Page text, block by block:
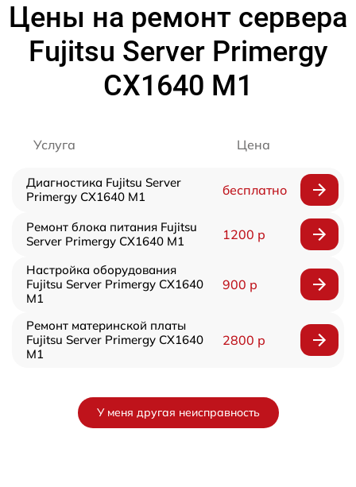
Цены на ремонт сервера
Fujitsu Server Primergy
CX1640 M1
Услуга Цена
Диагностика Fujitsu Server
Primergy CX1640 M1
бесплатно
Ремонт блока питания Fujitsu
Server Primergy CX1640 M1
1200 р
Настройка оборудования
Fujitsu Server Primergy CX1640
M1
900 р
Ремонт материнской платы
Fujitsu Server Primergy CX1640
M1
2800 р
У меня другая неисправность